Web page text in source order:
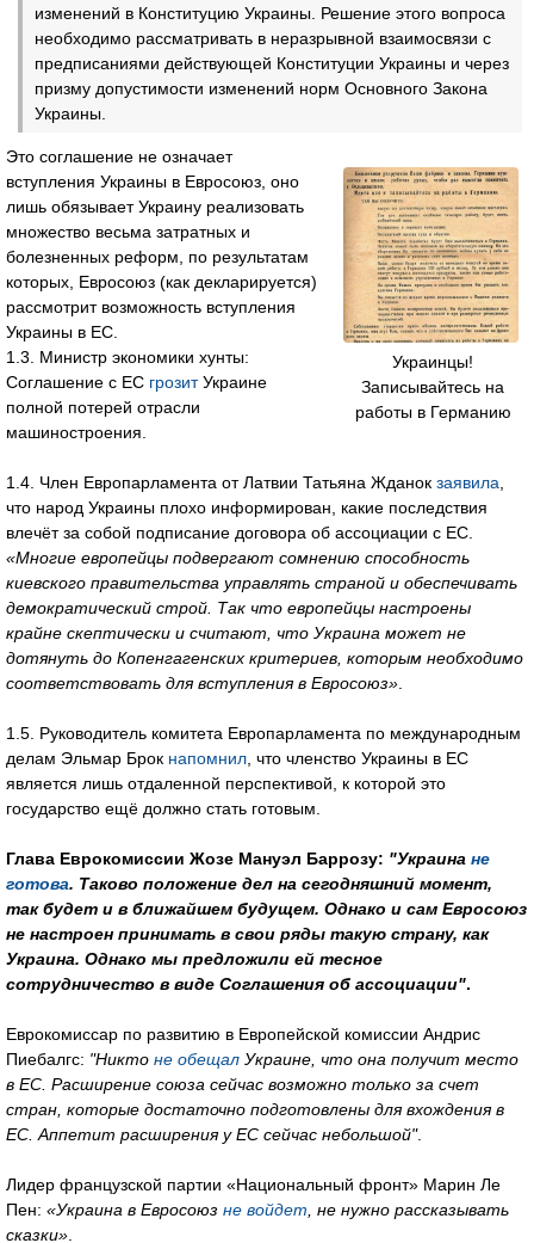
изменений в Конституцию Украины. Решение этого вопроса
необходимо рассматривать в неразрывной взаимосвязи с
предписаниями действующей Конституции Украины и через
призму допустимости изменений норм Основного Закона
Украины.
Украинцы!
Записывайтесь на
работы в Германию
Это соглашение не означает
вступления Украины в Евросоюз, оно
лишь обязывает Украину реализовать
множество весьма затратных и
болезненных реформ, по результатам
которых, Евросоюз (как декларируется)
рассмотрит возможность вступления
Украины в ЕС.
1.3. Министр экономики хунты:
Соглашение с ЕС грозитУкраине
полной потерей отрасли
машиностроения.
1.4. Член Европарламента от Латвии Татьяна Жданок заявила
что народ Украины плохо информирован, какие последствия
влечёт за собой подписание договора об ассоциации с ЕС.
«Многие европейцы подвергают сомнению способность
киевского правительства управлять страной и обеспечивать
демократический строй. Так что европейцы настроены
крайне скептически и считают, что Украина может не
дотянуть до Копенгагенских критериев, которым необходимо
соответствовать для вступления в Евросоюз»
1.5. Руководитель комитета Европарламента по международным
делам Эльмар Брок напомнил , что членство Украины в ЕС
является лишь отдаленной перспективой, к которой это
государство ещё должно стать готовым.
Глава Еврокомиссии Жозе Мануэл Баррозу: "Украина не
готова. Таково положение дел на сегодняшний момент,
так будет и в ближайшем будущем. Однако и сам Евросоюз
не настроен принимать в свои ряды такую страну, как
Украина. Однако мы предложили ей тесное
сотрудничество в виде Соглашения об ассоциации".
Еврокомиссар по развитию в Европейской комиссии Андрис
Пиебалгс: "Никто не обещал Украине, что она получит место
в ЕС. Расширение союза сейчас возможно только за счет
стран, которые достаточно подготовлены для вхождения в
ЕС. Аппетит расширения у ЕС сейчас небольшой".
Лидер французской партии «Национальный фронт» Марин Ле
Пен: «Украина в Евросоюз не войдет , не нужно рассказывать
сказки»